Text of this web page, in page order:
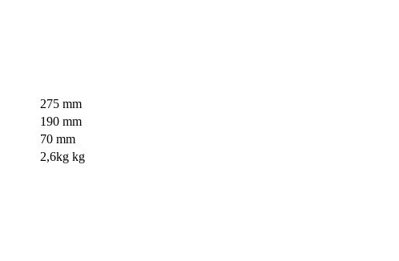
275 mm
190 mm
70 mm
2,6kg kg